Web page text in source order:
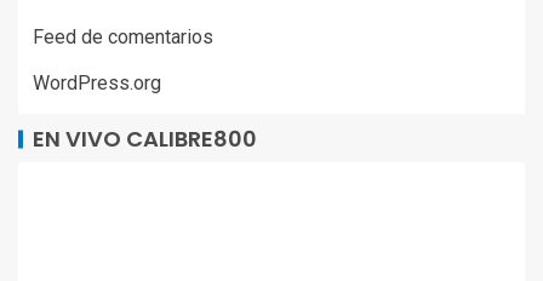
Feed de comentarios
WordPress.org
EN VIVO CALIBRE800